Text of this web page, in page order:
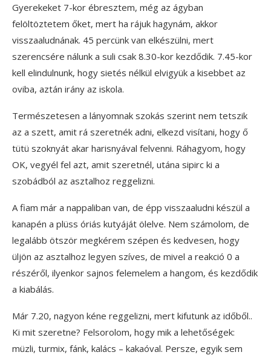
Gyerekeket 7-kor ébresztem, még az ágyban
felöltöztetem őket, mert ha rájuk hagynám, akkor
visszaaludnának. 45 percünk van elkészülni, mert
szerencsére nálunk a suli csak 8.30-kor kezdődik. 7.45-kor
kell elindulnunk, hogy sietés nélkül elvigyük a kisebbet az
oviba, aztán irány az iskola.
Természetesen a lányomnak szokás szerint nem tetszik
az a szett, amit rá szeretnék adni, elkezd visítani, hogy ő
tütü szoknyát akar harisnyával felvenni. Ráhagyom, hogy
OK, vegyél fel azt, amit szeretnél, utána sipirc ki a
szobádból az asztalhoz reggelizni.
A fiam már a nappaliban van, de épp visszaaludni készül a
kanapén a plüss óriás kutyáját ölelve. Nem számolom, de
legalább ötször megkérem szépen és kedvesen, hogy
üljön az asztalhoz legyen szíves, de mivel a reakció 0 a
részéről, ilyenkor sajnos felemelem a hangom, és kezdődik
a kiabálás.
Már 7.20, nagyon kéne reggelizni, mert kifutunk az időből..
Ki mit szeretne? Felsorolom, hogy mik a lehetőségek:
müzli, turmix, fánk, kalács – kakaóval. Persze, egyik sem